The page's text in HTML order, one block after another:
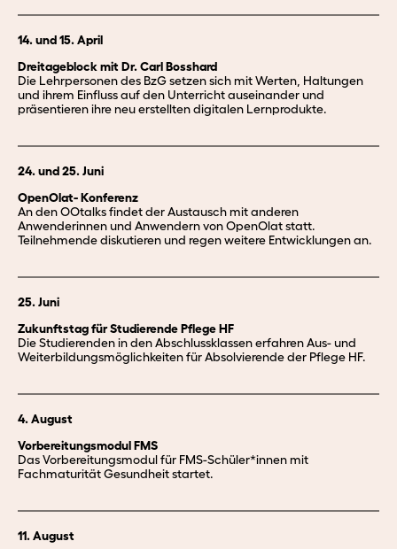
14. und 15. April
Dreitageblock mit Dr. Carl Bosshard
Die Lehrpersonen des BzG setzen sich mit Werten, Haltungen
und ihrem Einfluss auf den Unterricht auseinander und
präsentieren ihre neu erstellten digitalen Lernprodukte.
24. und 25. Juni
OpenOlat- Konferenz
An den OOtalks findet der Austausch mit anderen
Anwenderinnen und Anwendern von OpenOlat statt.
Teilnehmende diskutieren und regen weitere Entwicklungen an.
25. Juni
Zukunftstag für Studierende Pflege HF
Die Studierenden in den Abschlussklassen erfahren Aus- und
Weiterbildungsmöglichkeiten für Absolvierende der Pflege HF.
4. August
Vorbereitungsmodul FMS
Das Vorbereitungsmodul für FMS-Schüler*innen mit
Fachmaturität Gesundheit startet.
11. August